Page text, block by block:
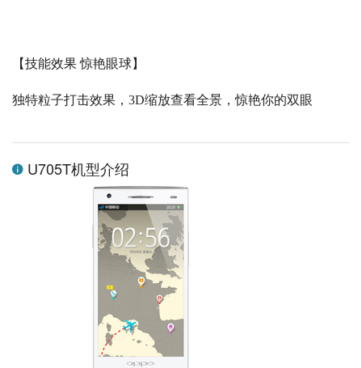
【技能效果 惊艳眼球】
独特粒子打击效果， 3D缩放查看全景，惊艳你的双眼
U705T机型介绍